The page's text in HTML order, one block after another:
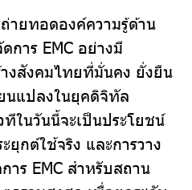
ายทอดองค์ความรู้ด้าน
การ EMC อย่างมี
งสังคมไทยที่มั่นคง ยั่งยืน
นแปลงในยุคดิจิทัล
ทีในวันนี้จะเป็นประโยชน์
ยุกต์ใช้จริง และการวาง
าร EMC สำหรับสถาน